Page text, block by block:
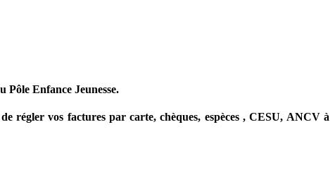
Pôle Enfance Jeunesse.
régler vos factures par carte, chèques, espèces , CESU, ANCV à